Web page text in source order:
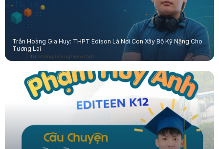
Trần Hoàng Gia Huy: THPT Edison Là Nơi Con Xây Bộ Kỹ Năng Cho
Tương Lai